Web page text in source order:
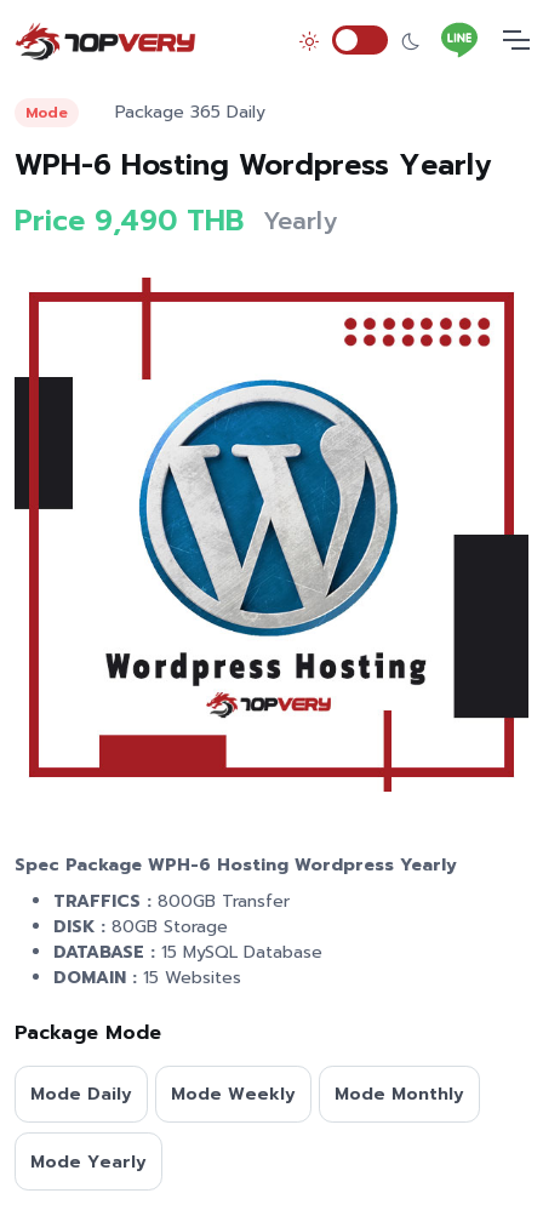
Mode Package 365 Daily
WPH-6 Hosting Wordpress Yearly
Price 9,490 THB Yearly
Spec Package WPH-6 Hosting Wordpress Yearly
TRAFFICS : 800GB Transfer
DISK : 80GB Storage
DATABASE : 15 MySQL Database
DOMAIN : 15 Websites
Package Mode
Mode Daily Mode Weekly Mode Monthly
Mode Yearly